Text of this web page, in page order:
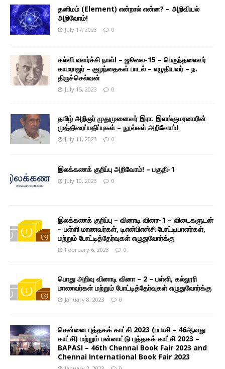
தனிமம் (Element) என்றால் என்ன? – அறிவியல்
அறிவோம்!
July 17, 2023 0
கல்வி வளர்ச்சி நாள்! – ஜூலை-15 – பெருந்தலைவர்
காமராஜர் – குழந்தைகள் பாடல் – எழுதியவர் – ந.
திருச்செல்வன்
July 15, 2023 0
தமிழ் அறிஞர் முதுமுனைவர் இரா. இளங்குமரனாரின்
முத்திரைப்பதிப்புகள் – நூல்கள் அறிவோம்!
July 11, 2023 0
இலக்கணக் குறிப்பு அறிவோம்! – பகுதி-1
July 10, 2023 0
இலக்கணக் குறிப்பு – வினாடி வினா-1 – விடைகளுடன்
– பள்ளி மாணவர்கள், டிஎன்பிஎஸ்சி போட்டியாளர்கள்,
மற்றும் போட்டித்தேர்வுகள் எழுதுவோர்க்கு
February 6, 2023 0
பொது அறிவு வினாடி வினா – 2 – பள்ளி, கல்லூரி
மாணவர்கள் மற்றும் போட்டித்தேர்வுகள் எழுதுவோர்க்கு
January 8, 2023 0
சென்னை புத்தகக் காட்சி 2023 (பபாசி – 46ஆவது
காட்சி) மற்றும் பன்னாட்டு புத்தகக் காட்சி 2023 –
BAPASI – 46th Chennai Book Fair 2023 and
Chennai International Book Fair 2023